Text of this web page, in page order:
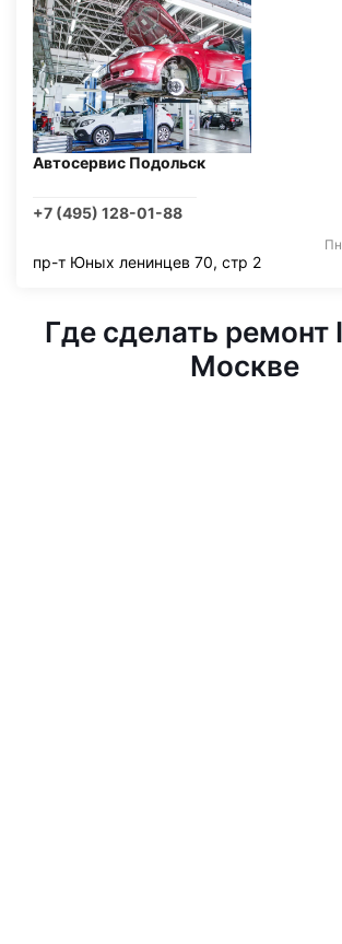
Автосервис Подольск
+7 (495) 128-01-88
пр-т Юных ленинцев 70, стр 2
Где сделать ремонт
Москве